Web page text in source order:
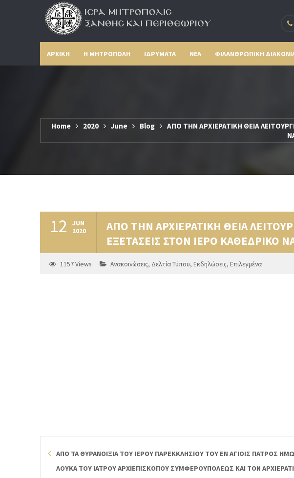
ΑΡΧΙΚΗ Η ΜΗΤΡΟΠΟΛΗ ΙΔΡΥΜΑΤΑ ΝΕΑ ΦΙΛΑΝΘΡΩΠΙΚΗ
Home 2020 June Blog
ΑΠΟ ΤΗΝ ΑΡΧΙΕΡΑΤΙΚΗ ΘΕΙΑ
12 JUN
2020
ΑΠΟ ΤΗΝ ΑΡΧΙΕΡΑΤΙΚΗ ΘΕΙΑ
ΕΞΕΤΑΣΕΙΣ ΣΤΟΝ ΙΕΡΟ ΚΑΘΕΔΡΙΚΟ
1157Views Ανακοινώσεις, Δελτία Τύπου, Εκδηλώσεις, Επιλεγμένα
ΑΠΟ ΤΑ ΘΥΡΑΝΟΙΞΙΑ ΤΟΥ ΙΕΡΟΥ ΠΑΡΕΚΚΛΗΣΙΟΥ ΤΟΥ ΕΝ ΑΓΙΟΙΣ ΠΑΤΡΟΣ
ΛΟΥΚΑ ΤΟΥ ΙΑΤΡΟΥ ΑΡΧΙΕΠΙΣΚΟΠΟΥ ΣΥΜΦΕΡΟΥΠΟΛΕΩΣ ΚΑΙ ΤΟΝ